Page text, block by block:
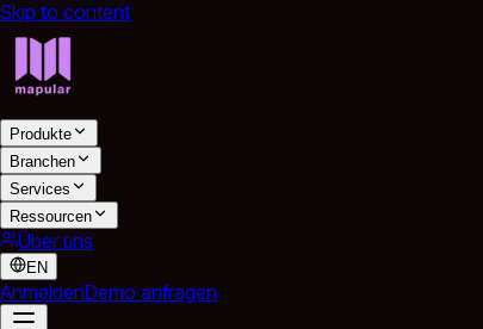
Skip to content
Produkte
Branchen
Services
Ressourcen
Über uns
EN
AnmeldenDemo anfragen